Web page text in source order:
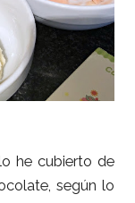
he cubierto de
según lo